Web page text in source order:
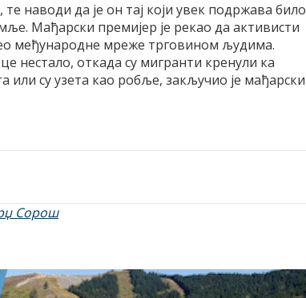
наводи да је он тај који увек подржава било
Мађарски премијер је рекао да активисти
међународне мреже трговином људима.
нестало, откада су мигранти кренули ка
или су узета као робље, закључио је мађарски
Сорош